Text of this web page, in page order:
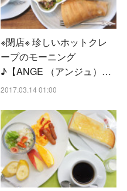
※閉店※ 珍しいホットクレ
ープのモーニング
♪【ANGE （アンジュ）…
2017.03.14 01:00